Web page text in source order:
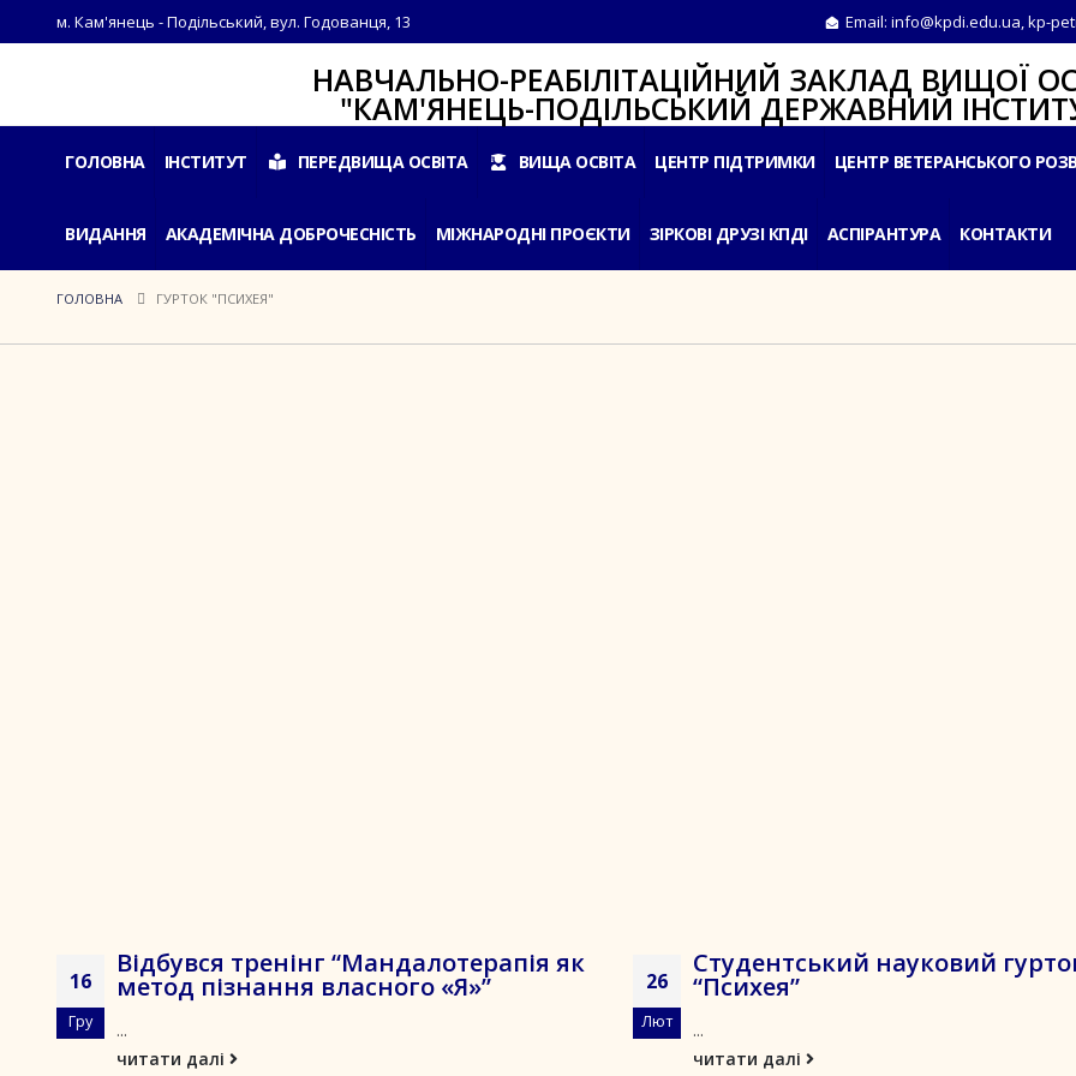
м. Кам'янець - Подільський, вул. Годованця, 13 Email: info@kpdi.edu.ua,kp-
НАВЧАЛЬНО-РЕАБІЛІТАЦІЙНИЙ ЗАКЛАД ВИЩОЇ
"КАМ'ЯНЕЦЬ-ПОДІЛЬСЬКИЙ ДЕРЖАВНИЙ
ГОЛОВНА ІНСТИТУТ ПЕРЕДВИЩА ОСВІТА ВИЩА ОСВІТА ЦЕНТР ПІДТРИМКИ ЦЕНТР ВЕТЕРАНСЬКОГО
ВИДАННЯ АКАДЕМІЧНА ДОБРОЧЕСНІСТЬ МІЖНАРОДНІ ПРОЄКТИ ЗІРКОВІ ДРУЗІ КПДІ АСПІРАНТУРА КОНТАКТИ
ГОЛОВНА ГУРТОК "ПСИХЕЯ"
16
Гру
Відбувся тренінг “Мандалотерапія як
метод пізнання власного «Я»”
...
читати далі
26
Лют
Студентський науковий
“Психея”
...
читати далі